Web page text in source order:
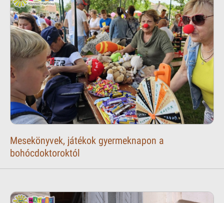
Mesekönyvek, játékok gyermeknapon a
bohócdoktoroktól